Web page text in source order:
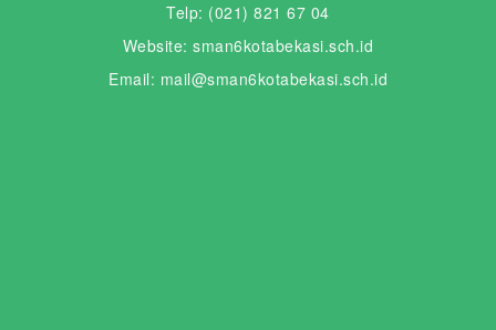
Telp: (021) 821 67 04
Website: sman6kotabekasi.sch.id
Email: mail@sman6kotabekasi.sch.id